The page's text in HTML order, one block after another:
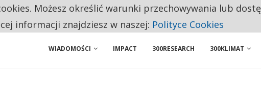
ZAŁOŻYŁOBY WŁASNĄ FIRMĘ. INNYM JUŻ TAK ŁATWO JEJ NIE POLECAJĄ
WIADOMOŚCI IMPACT 300RESEARCH 300KLIMAT
Możesz określić warunki przechowywania lub
informacji znajdziesz w naszej: Polityce Cookies